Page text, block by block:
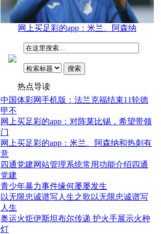
网上买足彩的app：米兰、阿森纳
热点导读
中国体彩网手机版：法兰克福结束11轮德
甲不
网上买足彩的app：对阵莱比锡，希望带领
门
网上买足彩的app：米兰、阿森纳和热刺有
意
四通党建网站管理系统常用功能介绍四通
党建
青少年暴力事件缘何屡屡发生
以无限忠诚谱写人生之歌以无限忠诚谱写
人生
奥运火炬伊斯坦布尔传递 护火手展示火种
灯